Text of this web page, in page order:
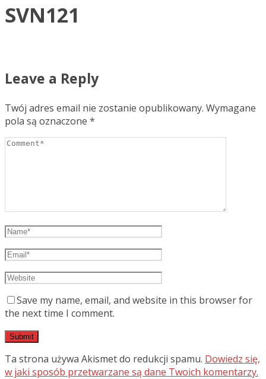
SVN121
Leave a Reply
Twój adres email nie zostanie opublikowany. Wymagane
pola są oznaczone *
Save my name, email, and website in this browser for
the next time I comment.
Ta strona używa Akismet do redukcji spamu. Dowiedz się,
w jaki sposób przetwarzane są dane Twoich komentarzy.